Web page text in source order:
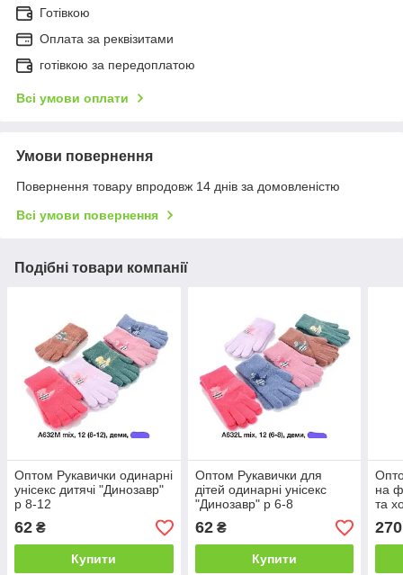
Готівкою
Оплата за реквізитами
готівкою за передоплатою
Всі умови оплати
Умови повернення
Повернення товару впродовж 14 днів за домовленістю
Всі умови повернення
Подібні товари компанії
Оптом Рукавички одинарні
унісекс дитячі "Динозавр"
р 8-12
62 ₴
Купити
Оптом Рукавички для
дітей одинарні унісекс
"Динозавр" р 6-8
62₴
Купити
на
та
270